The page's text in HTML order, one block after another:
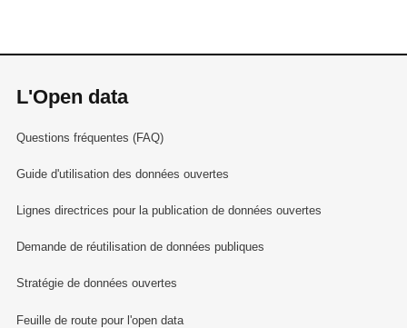
L'Open data
Questions fréquentes (FAQ)
Guide d'utilisation des données ouvertes
Lignes directrices pour la publication de données ouvertes
Demande de réutilisation de données publiques
Stratégie de données ouvertes
Feuille de route pour l'open data